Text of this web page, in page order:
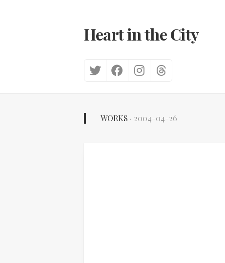
Heart in the City
WORKS · 2004-04-26